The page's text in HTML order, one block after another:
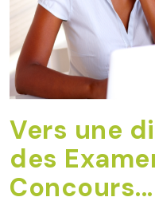
Vers une
des
Concours...